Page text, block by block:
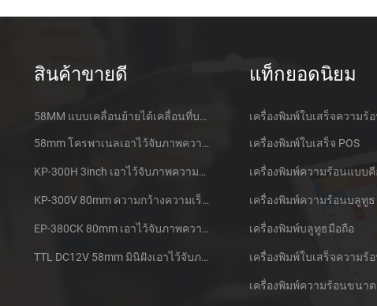
สินค้าขายดี
58MM แบบเคลื่อนย้ายได้เคลื่อนที่บลูทูธเอาไว้จับภาพความร้อนที่เครื่องพิมพ์ PTP-ฉัน
58mm โครพาเนลเอาไว้จับภาพความร้อนที่ใบเสร็จของเครื่องพิมพ์ CSN-A1
KP-300H 3inch เอาไว้จับภาพความร้อนที่ Kiosk เครื่องพิมพ์ศูนย์ควบคุม Kde ในโมดูล
KP-300V 80mm ความกว้างความเร็วสูง Kiosk เอาไว้จับภาพความร้อนที่เครื่องพิมพ์
EP-380CK 80mm เอาไว้จับภาพความร้อนที่เครื่องพิมพ์ด้วปิดล็อค
TTL DC12V 58mm มินิฝังเอาไว้จับภาพความร้อนนั่งแท็กซี่กใบเสร็จของเครื่องพิมพ์
แท็กยอดนิยม
เครื่องพิมพ์ใบเสร็จความร้
เครื่องพิมพ์ใบเสร็จ POS
เครื่องพิมพ์ความร้อนแบบ
เครื่องพิมพ์ความร้อนบลูทูธ
เครื่องพิมพ์บลูทูธมือถือ
เครื่องพิมพ์ความร้อนขนาด